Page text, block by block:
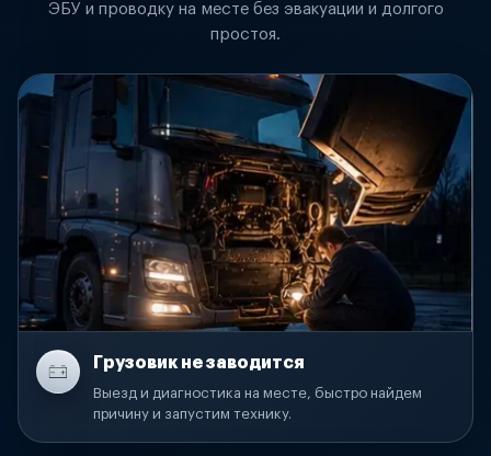
ЭБУ и проводку на месте без эвакуации и долгого
простоя.
Грузовик не заводится
Выезд и диагностика на месте, быстро найдем
причину и запустим технику.